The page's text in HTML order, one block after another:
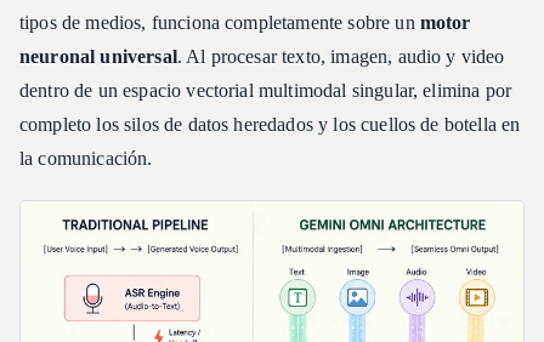
Sincronización de parámetros en tiempo real en acción
Eliminación de latencia y desviación de contexto: La ventaja de
los pesos unificados
Lograr una verdadera reducción de la latencia del flujo de
Construcción de flujos de trabajo empresariales con sistemas de
IA omnicanal
La arquitectura de API única
Ventajas de la implementación estratégica
tipos de medios, funciona completamente sobre un motor
neuronal universal. Al procesar texto, imagen, audio y video
dentro de un espacio vectorial multimodal singular, elimina por
completo los silos de datos heredados y los cuellos de botella en
la comunicación.